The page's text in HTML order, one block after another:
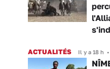
ACTUALITÉS Il y a 18 h •